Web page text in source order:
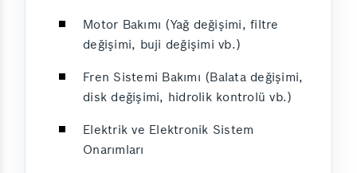
Motor Bakımı (Yağ değişimi, filtre
değişimi, buji değişimi vb.)
Fren Sistemi Bakımı (Balata değişimi,
disk değişimi, hidrolik kontrolü vb.)
Elektrik ve Elektronik Sistem
Onarımları